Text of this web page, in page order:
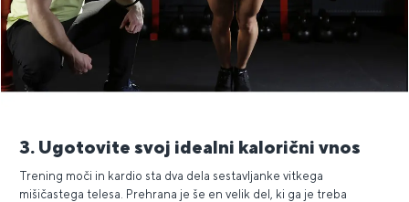
3. Ugotovite svoj idealni kalorični vnos
Trening moči in kardio sta dva dela sestavljanke vitkega
mišičastega telesa. Prehrana je še en velik del, ki ga je treba